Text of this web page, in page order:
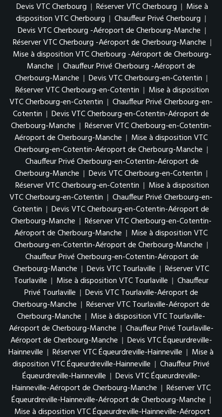
Devis VTC Cherbourg | Réserver VTC Cherbourg | Mise à
disposition VTC Cherbourg | Chauffeur Privé Cherbourg |
Devis VTC Cherbourg -Aéroport de Cherbourg-Manche |
Réserver VTC Cherbourg -Aéroport de Cherbourg-Manche |
Mise à disposition VTC Cherbourg -Aéroport de Cherbourg-
Manche | Chauffeur Privé Cherbourg -Aéroport de
Cherbourg-Manche | Devis VTC Cherbourg-en-Cotentin |
Réserver VTC Cherbourg-en-Cotentin | Mise à disposition
VTC Cherbourg-en-Cotentin | Chauffeur Privé Cherbourg-en-
Cotentin | Devis VTC Cherbourg-en-Cotentin-Aéroport de
Cherbourg-Manche | Réserver VTC Cherbourg-en-Cotentin-
Aéroport de Cherbourg-Manche | Mise à disposition VTC
Cherbourg-en-Cotentin-Aéroport de Cherbourg-Manche |
Chauffeur Privé Cherbourg-en-Cotentin-Aéroport de
Cherbourg-Manche | Devis VTC Cherbourg-en-Cotentin |
Réserver VTC Cherbourg-en-Cotentin | Mise à disposition
VTC Cherbourg-en-Cotentin | Chauffeur Privé Cherbourg-en-
Cotentin | Devis VTC Cherbourg-en-Cotentin-Aéroport de
Cherbourg-Manche | Réserver VTC Cherbourg-en-Cotentin-
Aéroport de Cherbourg-Manche | Mise à disposition VTC
Cherbourg-en-Cotentin-Aéroport de Cherbourg-Manche |
Chauffeur Privé Cherbourg-en-Cotentin-Aéroport de
Cherbourg-Manche | Devis VTC Tourlaville | Réserver VTC
Tourlaville | Mise à disposition VTC Tourlaville | Chauffeur
Privé Tourlaville | Devis VTC Tourlaville-Aéroport de
Cherbourg-Manche | Réserver VTC Tourlaville-Aéroport de
Cherbourg-Manche | Mise à disposition VTC Tourlaville-
Aéroport de Cherbourg-Manche | Chauffeur Privé Tourlaville-
Aéroport de Cherbourg-Manche | Devis VTC Équeurdreville-
Hainneville | Réserver VTC Équeurdreville-Hainneville | Mise à
disposition VTC Équeurdreville-Hainneville | Chauffeur Privé
Équeurdreville-Hainneville | Devis VTC Équeurdreville-
Hainneville-Aéroport de Cherbourg-Manche | Réserver VTC
Équeurdreville-Hainneville-Aéroport de Cherbourg-Manche |
Mise à disposition VTC Équeurdreville-Hainneville-Aéroport